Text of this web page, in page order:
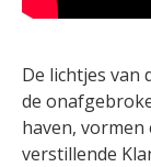
De lichtjes van
de
haven,
verstillende